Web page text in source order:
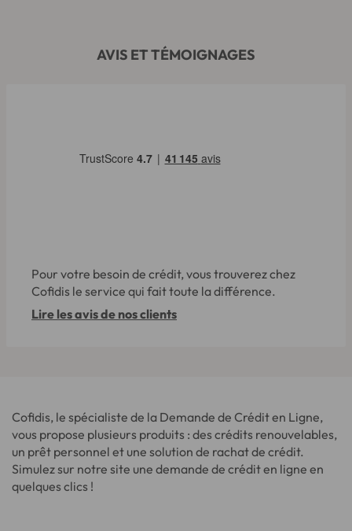
AVIS ET TÉMOIGNAGES
Pour votre besoin de crédit, vous trouverez chez
Cofidis le service qui fait toute la différence.
Lire les avis de nos clients
Cofidis, le spécialiste de la Demande de Crédit en Ligne,
vous propose plusieurs produits : des crédits renouvelables,
un prêt personnel et une solution de rachat de crédit.
Simulez sur notre site une demande de crédit en ligne en
quelques clics !